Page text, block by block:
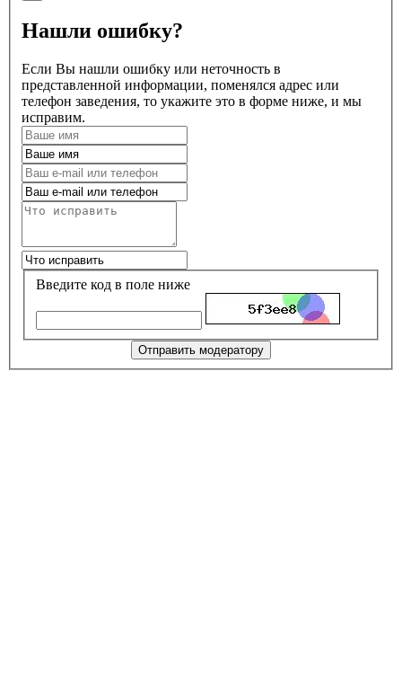
Нашли ошибку?
Если Вы нашли ошибку или неточность в
представленной информации, поменялся адрес или
телефон заведения, то укажите это в форме ниже, и мы
исправим.
Введите код в поле ниже
Отправить модератору